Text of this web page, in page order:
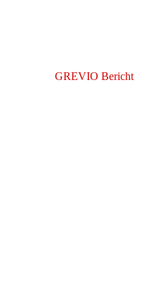
GREVIO Bericht